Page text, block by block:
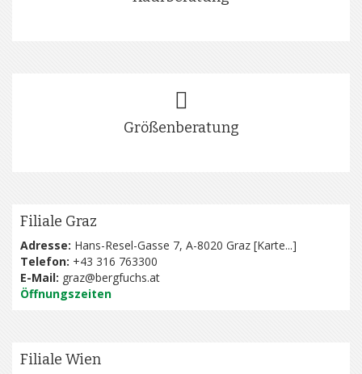
Größenberatung
Filiale Graz
Adresse: Hans-Resel-Gasse 7, A-8020 Graz [Karte...]
Telefon: +43 316 763300
E-Mail: graz@bergfuchs.at
Öffnungszeiten
Filiale Wien